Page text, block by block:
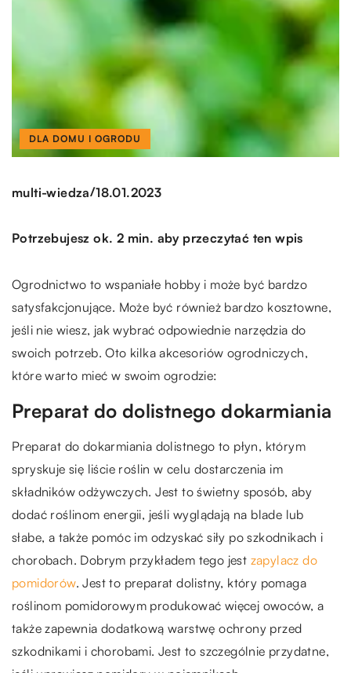
DLA DOMU I OGRODU
multi-wiedza/18.01.2023
Potrzebujesz ok. 2 min. aby przeczytać ten wpis
Ogrodnictwo to wspaniałe hobby i może być bardzo
satysfakcjonujące. Może być również bardzo kosztowne,
jeśli nie wiesz, jak wybrać odpowiednie narzędzia do
swoich potrzeb. Oto kilka akcesoriów ogrodniczych,
które warto mieć w swoim ogrodzie:
Preparat do dolistnego dokarmiania
Preparat do dokarmiania dolistnego to płyn, którym
spryskuje się liście roślin w celu dostarczenia im
składników odżywczych. Jest to świetny sposób, aby
dodać roślinom energii, jeśli wyglądają na blade lub
słabe, a także pomóc im odzyskać siły po szkodnikach i
chorobach. Dobrym przykładem tego jest zapylacz do
pomidorów. Jest to preparat dolistny, który pomaga
roślinom pomidorowym produkować więcej owoców, a
także zapewnia dodatkową warstwę ochrony przed
szkodnikami i chorobami. Jest to szczególnie przydatne,